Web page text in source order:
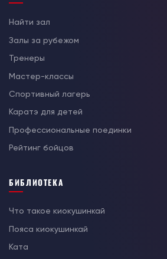
Найти зал
Залы за рубежом
Тренеры
Мастер-классы
Спортивный лагерь
Каратэ для детей
Профессиональные поединки
Рейтинг бойцов
БИБЛИОТЕКА
Что такое киокушинкай
Пояса киокушинкай
Ката